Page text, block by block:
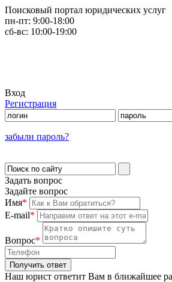
Поисковый портал юридических услуг
пн-пт: 9:00-18:00
сб-вс: 10:00-19:00
Вход
Регистрация
забыли пароль?
Задать вопрос
Задайте вопрос
Имя*
E-mail*
Вопрос*
Наш юрист ответит Вам в ближайшее